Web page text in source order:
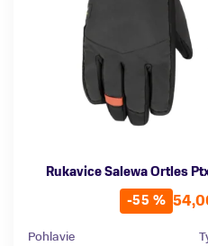
Rukavice Salewa Ortles
-55 %
Pohlavie